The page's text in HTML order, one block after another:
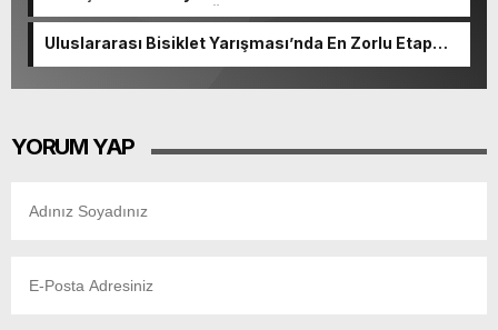
başvurularında son gün 7 Ağustos.
Uluslararası Bisiklet Yarışması’nda En Zorlu Etap
YORUM YAP